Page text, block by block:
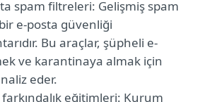
spam filtreleri: Gelişmiş spam
e-posta güvenliği
Bu araçlar, şüpheli e-
ve karantinaya almak için
eder.
eğitimleri: Kurum